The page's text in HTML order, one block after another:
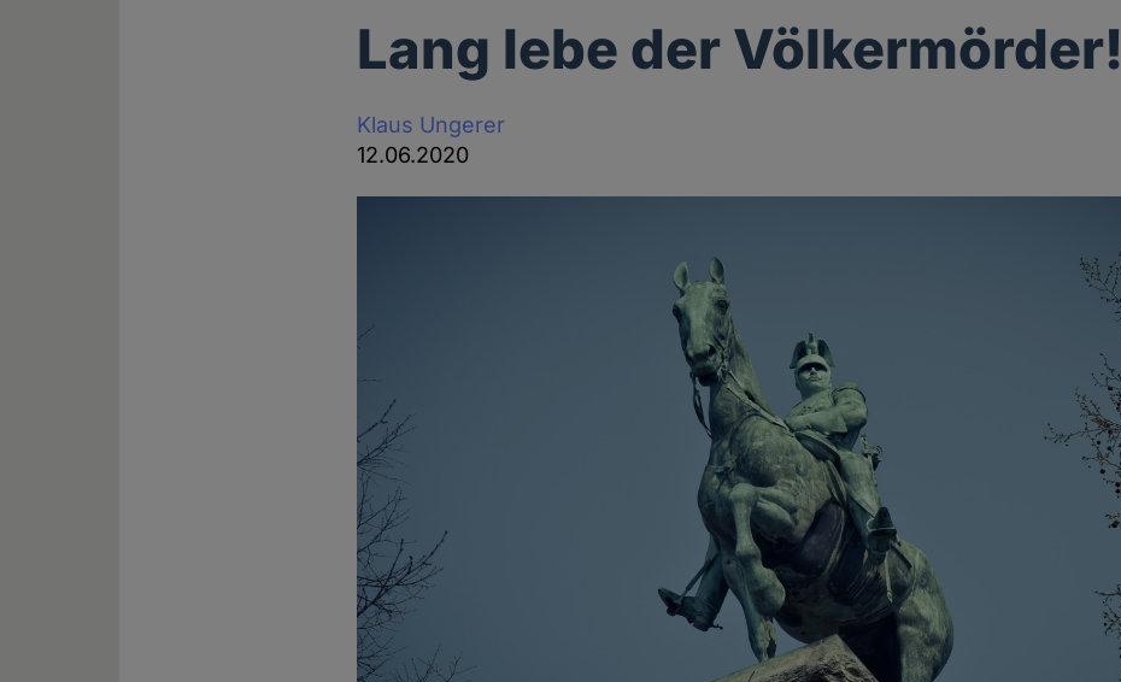
Lang lebe der Völkermörder!
Klaus Ungerer
12.06.2020